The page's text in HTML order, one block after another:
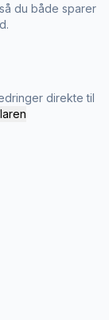
du både sparer
direkte til